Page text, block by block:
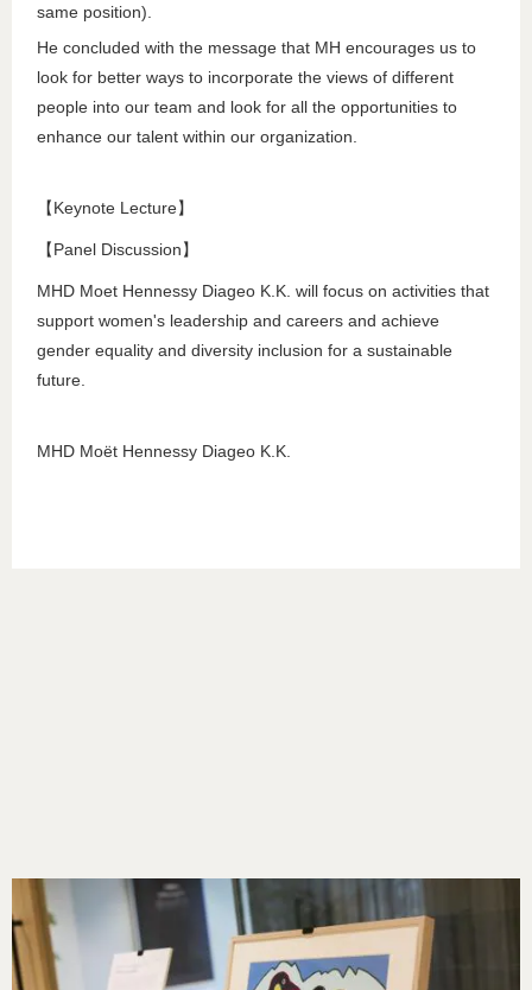
same position).
He concluded with the message that MH encourages us to
look for better ways to incorporate the views of different
people into our team and look for all the opportunities to
enhance our talent within our organization.
【Keynote Lecture】
【Panel Discussion】
MHD Moet Hennessy Diageo K.K. will focus on activities that
support women's leadership and careers and achieve
gender equality and diversity inclusion for a sustainable
future.
MHD Moët Hennessy Diageo K.K.